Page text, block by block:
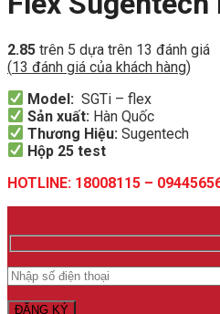
2.85 trên 5 dựa trên 13 đánh giá
(13 đánh giá của khách hàng)
Model:SGTi – flex
Sản xuất: Hàn Quốc
Thương Hiệu:Sugentech
Hộp 25 test
HOTLINE: 18008115 –